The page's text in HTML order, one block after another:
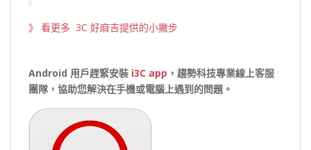
》 看更多 3C 好麻吉提供的小撇步
Android 用戶趕緊安裝 i3C app ， 趨勢科技專業線上客服
團隊，協助您解決在手機或電腦上遇到的問題。